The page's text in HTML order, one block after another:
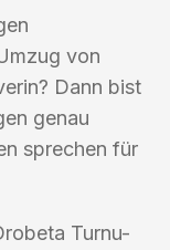
von
Dann bist
genau
sprechen für
Turnu-